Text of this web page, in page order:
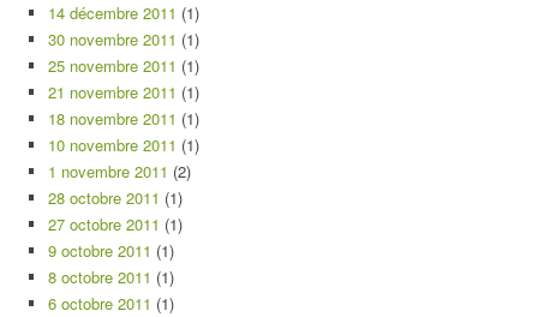
14 décembre 2011 (1)
30 novembre 2011 (1)
25 novembre 2011 (1)
21 novembre 2011 (1)
18 novembre 2011 (1)
10 novembre 2011 (1)
1 novembre 2011 (2)
28 octobre 2011 (1)
27 octobre 2011 (1)
9 octobre 2011 (1)
8 octobre 2011 (1)
6 octobre 2011 (1)